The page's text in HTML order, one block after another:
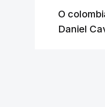
O
Daniel